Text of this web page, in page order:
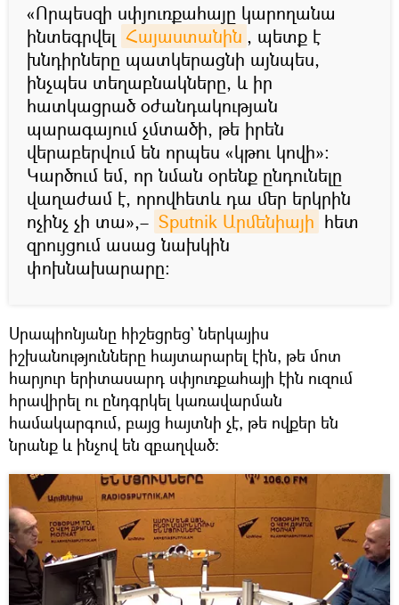
«Որպեսզի սփյուռքահայը կարողանա
ինտեգրվել Հայաստանին , պետք է
խնդիրները պատկերացնի այնպես,
ինչպես տեղաբնակները, և իր
հատկացրած օժանդակության
պարագայում չմտածի, թե իրեն
վերաբերվում են որպես «կթու կովի»։
Կարծում եմ, որ նման օրենք ընդունելը
վաղաժամ է, որովհետև դա մեր երկրին
ոչինչ չի տա»,– Sputnik Արմենիայի հետ
զրույցում ասաց նախկին
փոխնախարարը։
Սրապիոնյանը հիշեցրեց` ներկայիս
իշխանությունները հայտարարել էին, թե մոտ
հարյուր երիտասարդ սփյուռքահայի էին ուզում
հրավիրել ու ընդգրկել կառավարման
համակարգում, բայց հայտնի չէ, թե ովքեր են
նրանք և ինչով են զբաղված։